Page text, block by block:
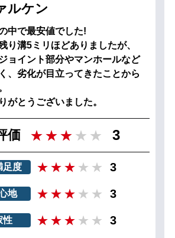
ルケン
中で最安値でした!
り溝5ミリほどありましたが、
ョイント部分やマンホールなど
、劣化が目立ってきたことから
がとうございました。
価 3
足度 3
地 3
性 3